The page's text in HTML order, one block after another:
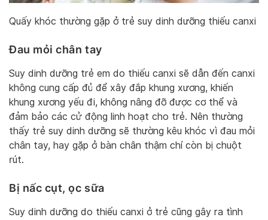
Quấy khóc thường gặp ở trẻ suy dinh dưỡng thiếu canxi
Đau mỏi chân tay
Suy dinh dưỡng trẻ em do thiếu canxi sẽ dẫn đến canxi
không cung cấp đủ để xây đắp khung xương, khiến
khung xương yếu đi, không nâng đỡ được cơ thể và
đảm bảo các cử động linh hoạt cho trẻ. Nên thường
thấy trẻ suy dinh dưỡng sẽ thường kêu khóc vì đau mỏi
chân tay, hay gặp ở bàn chân thậm chí còn bị chuột
rút.
Bị nấc cụt, ọc sữa
Suy dinh dưỡng do thiếu canxi ở trẻ cũng gây ra tình